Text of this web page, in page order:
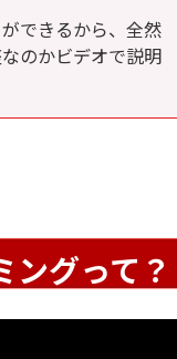
できるから、全然
のかビデオで説明
ングって？